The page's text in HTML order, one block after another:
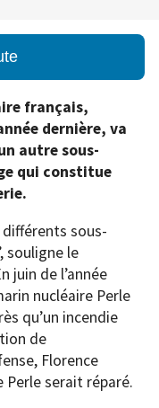
français,
dernière, va
autre sous-
qui constitue
sous-
souligne le
juin de l’année
nucléaire Perle
qu’un incendie
de
Florence
Perle serait réparé.